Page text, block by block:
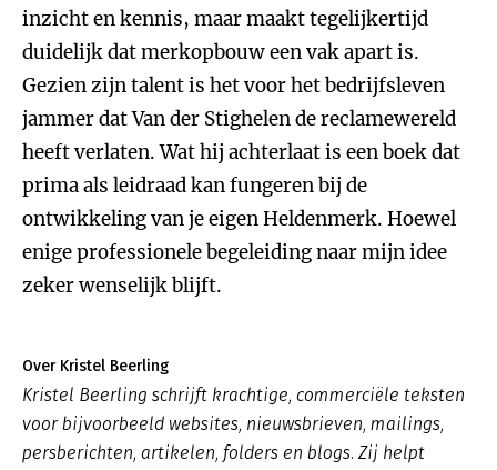
inzicht en kennis, maar maakt tegelijkertijd
duidelijk dat merkopbouw een vak apart is.
Gezien zijn talent is het voor het bedrijfsleven
jammer dat Van der Stighelen de reclamewereld
heeft verlaten. Wat hij achterlaat is een boek dat
prima als leidraad kan fungeren bij de
ontwikkeling van je eigen Heldenmerk. Hoewel
enige professionele begeleiding naar mijn idee
zeker wenselijk blijft.
Over Kristel Beerling
Kristel Beerling schrijft krachtige, commerciële teksten
voor bijvoorbeeld websites, nieuwsbrieven, mailings,
persberichten, artikelen, folders en blogs. Zij helpt